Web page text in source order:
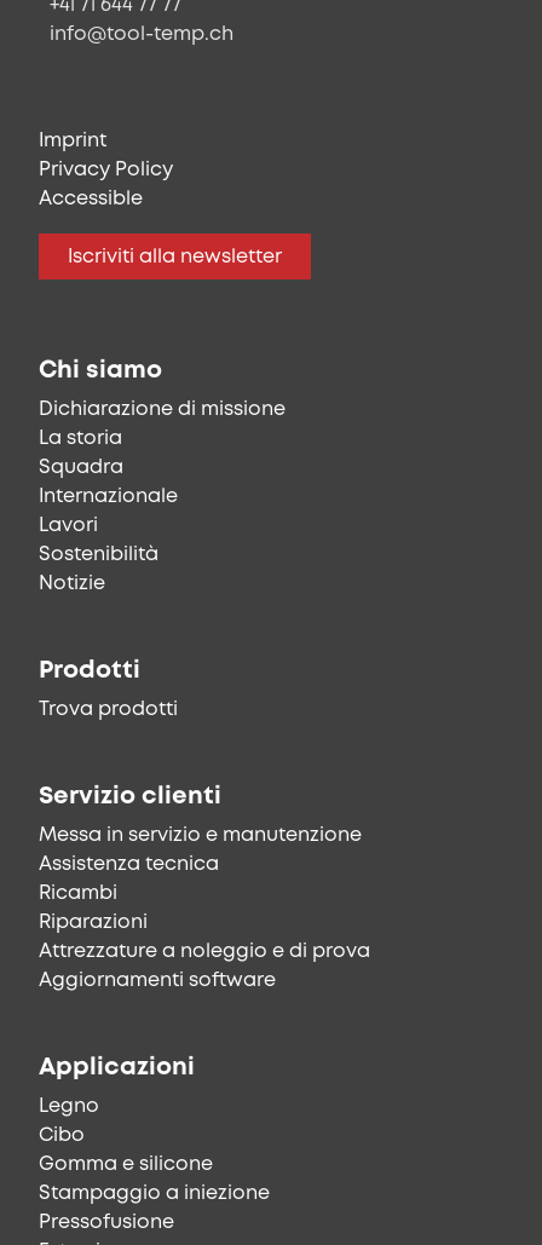
+41 71 644 77 77
info@tool-temp.ch
Imprint
Privacy Policy
Accessible
Iscriviti alla newsletter
Chi siamo
Dichiarazione di missione
La storia
Squadra
Internazionale
Lavori
Sostenibilità
Notizie
Prodotti
Trova prodotti
Servizio clienti
Messa in servizio e manutenzione
Assistenza tecnica
Ricambi
Riparazioni
Attrezzature a noleggio e di prova
Aggiornamenti software
Applicazioni
Legno
Cibo
Gomma e silicone
Stampaggio a iniezione
Pressofusione